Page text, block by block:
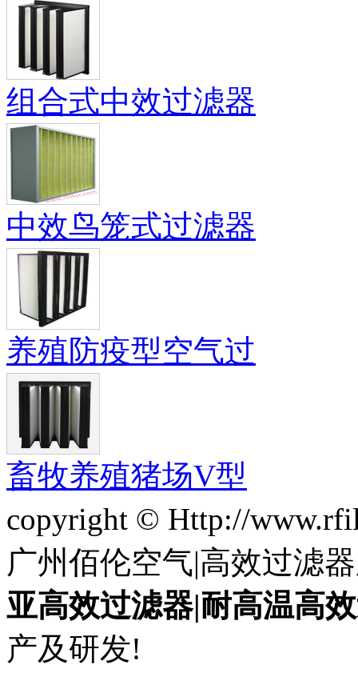
组合式中效过滤器
中效鸟笼式过滤器
养殖防疫型空气过
畜牧养殖猪场V型
copyright © Http://
广州佰伦空气|高效过滤
亚高效过滤器|耐高温高
产及研发!